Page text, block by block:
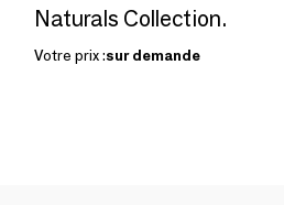
Naturals Collection.
Votre prix :sur demande